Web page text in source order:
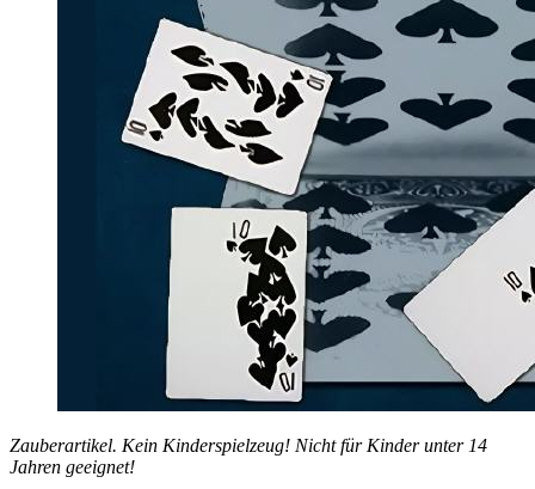
Zauberartikel. Kein Kinderspielzeug! Nicht für Kinder unter 14
Jahren geeignet!